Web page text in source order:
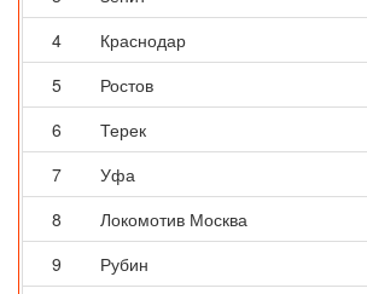
4
Краснодар
5
Ростов
6
Терек
7
Уфа
8
Локомотив Москва
9
Рубин